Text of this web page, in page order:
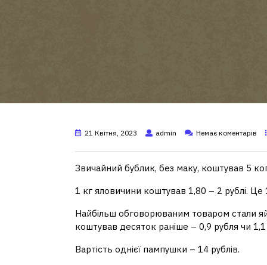
21 Квітня, 2023 admin Немає коментарів
Звичайний бублик, без маку, коштував 5
1 кг яловичини коштував 1,80 – 2 рублі. Це
Найбільш обговорюваним товаром стали
коштував десяток раніше – 0,9 рубля чи 1,1
Вартість однієї пампушки – 14 рублів.